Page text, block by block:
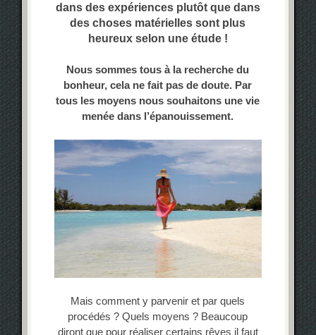
dans des expériences plutôt que dans
des choses matérielles sont plus
heureux selon une étude !
Nous sommes tous à la recherche du
bonheur, cela ne fait pas de doute. Par
tous les moyens nous souhaitons une vie
menée dans l’épanouissement.
Mais comment y parvenir et par quels
procédés ? Quels moyens ? Beaucoup
diront que pour réaliser certains rêves il faut